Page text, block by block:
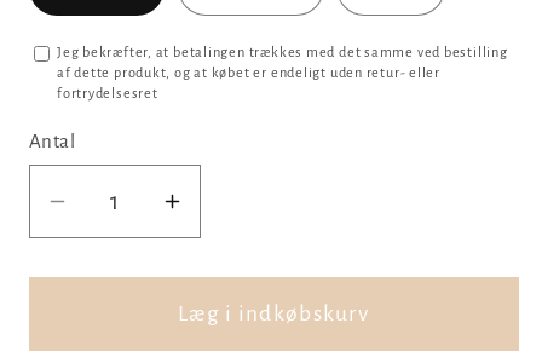
Jeg bekræfter, at betalingen trækkes med det samme ved bestilling
af dette produkt, og at købet er endeligt uden retur- eller
fortrydelsesret
Antal
Reducer
antallet
for
ved
Øg
antallet
for
Ballerina
ved
Læg i indkøbskurv